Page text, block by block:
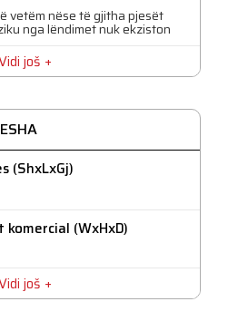
të lahen në lavastovilje
vetëm nëse të gjitha pjesët
nga lëndimet nuk ekziston
još
(ShxLxGj)
(WxHxD)
još